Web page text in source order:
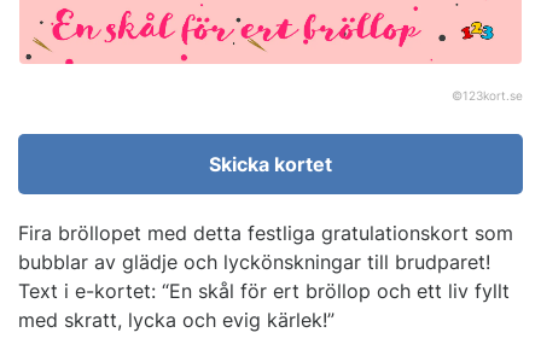
©123kort.se
Skicka kortet
Fira bröllopet med detta festliga gratulationskort som
bubblar av glädje och lyckönskningar till brudparet!
Text i e-kortet: “En skål för ert bröllop och ett liv fyllt
med skratt, lycka och evig kärlek!”